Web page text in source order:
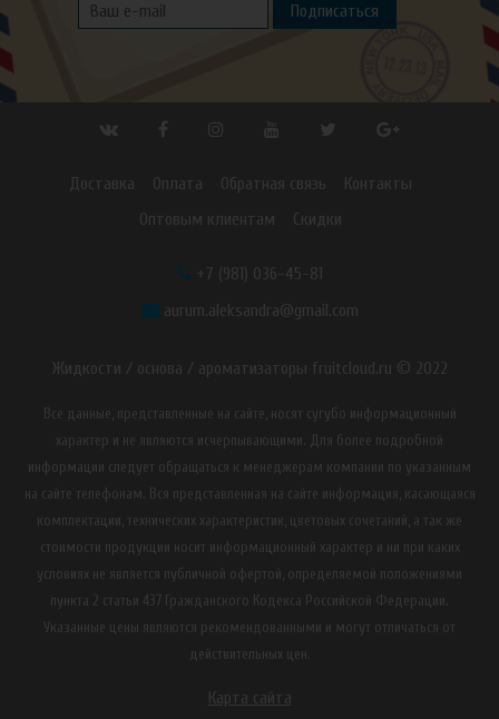
Подписаться
Доставка Оплата Обратная связь
Контакты
Оптовым клиентам
Скидки
+7 (981) 036-45-81
aurum.aleksandra@gmail.com
Жидкости / основа / ароматизаторы fruitcloud.ru © 2022
Все данные, представленные на сайте, носят сугубо информационный
характер и не являются исчерпывающими. Для более подробной
информации следует обращаться к менеджерам компании по указанным
на сайте телефонам. Вся представленная на сайте информация, касающаяся
комплектации, технических характеристик, цветовых сочетаний, а так же
стоимости продукции носит информационный характер и ни при каких
условиях не является публичной офертой, определяемой положениями
пункта 2 статьи 437 Гражданского Кодекса Российской Федерации.
Указанные цены являются рекомендованными и могут отличаться от
действительных цен.
Карта сайта